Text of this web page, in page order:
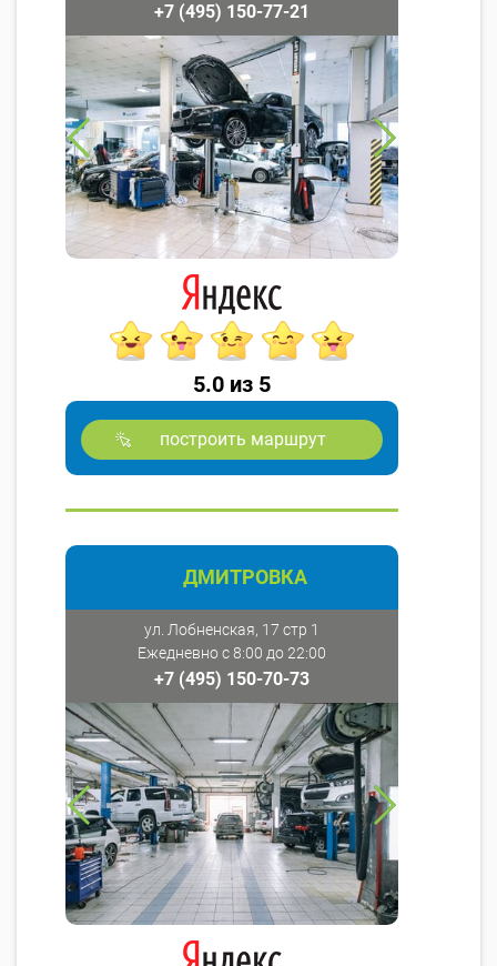
+7 (495) 150-77-21
5.0 из 5
построить маршрут
ДМИТРОВКА
ул. Лобненская, 17 стр 1
Ежедневно с 8:00 до 22:00
+7 (495) 150-70-73